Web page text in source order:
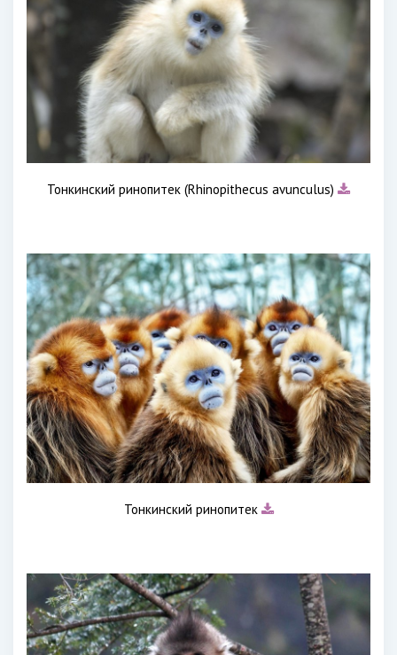
Тонкинский ринопитек (Rhinopithecus avunculus)
Тонкинский ринопитек